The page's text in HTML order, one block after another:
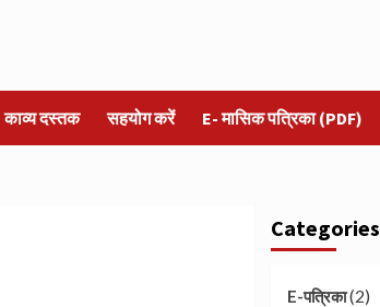
काव्य दस्तक सहयोग करें E- मासिक पत्रिका (PDF)
Categories
E-पत्रिका(2)